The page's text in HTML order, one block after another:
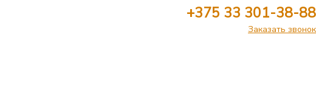
+375 33 301-38-88
Заказать звонок